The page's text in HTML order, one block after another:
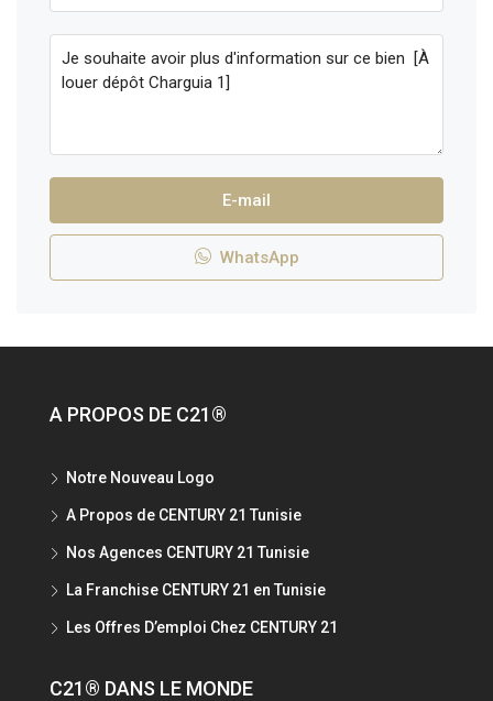
E-mail
WhatsApp
A PROPOS DE C21®
Notre Nouveau Logo
A Propos de CENTURY 21 Tunisie
Nos Agences CENTURY 21 Tunisie
La Franchise CENTURY 21 en Tunisie
Les Offres D’emploi Chez CENTURY 21
C21® DANS LE MONDE